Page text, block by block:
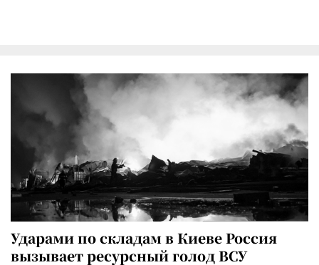
Ударами по складам в Киеве Россия
вызывает ресурсный голод ВСУ